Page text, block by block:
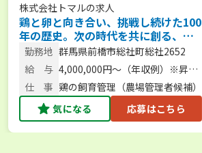
株式会社トマルの求人
鶏と卵と向き合い、挑戦し続けた100
年の歴史。次の時代を共に創る、農
場長候補を募集。 【未経験歓迎／人
柄重視】
勤務地 群馬県前橋市総社町総社2652
給 与 4,000,000円～（年収例）※昇
給・賞与あり
仕 事 鶏の飼育管理（農場管理者候補）
気になる
応募はこちら